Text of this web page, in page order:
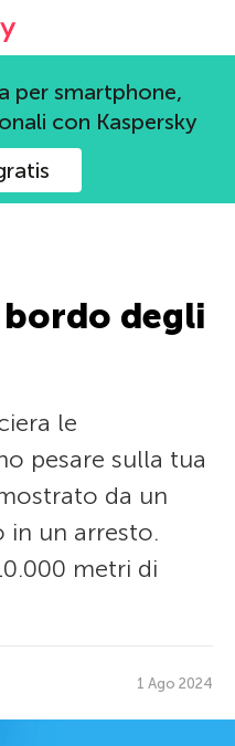
di Kaspersky
per smartphone,
con Kaspersky
degli
le
pesare sulla tua
da un
in un arresto.
metri di
1 Ago 2024